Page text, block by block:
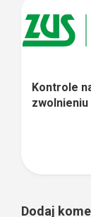
Kontrole
Dodaj